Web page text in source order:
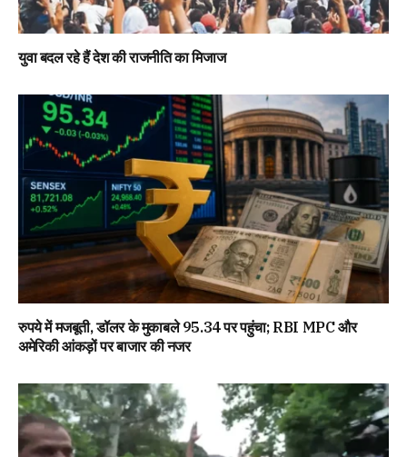
युवा बदल रहे हैं देश की राजनीति का मिजाज
रुपये में मजबूती, डॉलर के मुकाबले 95.34 पर पहुंचा; RBI MPC और
अमेरिकी आंकड़ों पर बाजार की नजर